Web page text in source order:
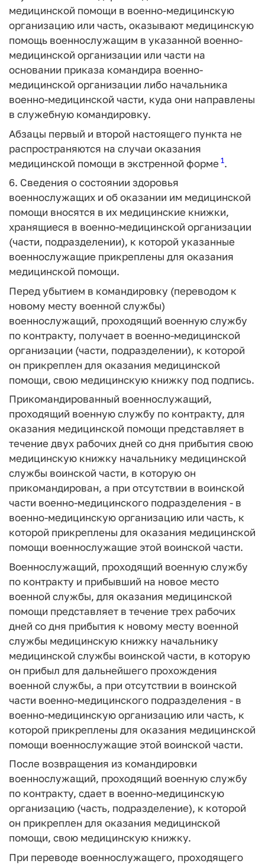
медицинской помощи в военно-медицинскую
организацию или часть, оказывают медицинскую
помощь военнослужащим в указанной военно-
медицинской организации или части на
основании приказа командира военно-
медицинской организации либо начальника
военно-медицинской части, куда они направлены
в служебную командировку.
Абзацы первый и второй настоящего пункта не
распространяются на случаи оказания
медицинской помощи в экстренной форме 1.
6. Сведения о состоянии здоровья
военнослужащих и об оказании им медицинской
помощи вносятся в их медицинские книжки,
хранящиеся в военно-медицинской организации
(части, подразделении), к которой указанные
военнослужащие прикреплены для оказания
медицинской помощи.
Перед убытием в командировку (переводом к
новому месту военной службы)
военнослужащий, проходящий военную службу
по контракту, получает в военно-медицинской
организации (части, подразделении), к которой
он прикреплен для оказания медицинской
помощи, свою медицинскую книжку под подпись.
Прикомандированный военнослужащий,
проходящий военную службу по контракту, для
оказания медицинской помощи представляет в
течение двух рабочих дней со дня прибытия свою
медицинскую книжку начальнику медицинской
службы воинской части, в которую он
прикомандирован, а при отсутствии в воинской
части военно-медицинского подразделения - в
военно-медицинскую организацию или часть, к
которой прикреплены для оказания медицинской
помощи военнослужащие этой воинской части.
Военнослужащий, проходящий военную службу
по контракту и прибывший на новое место
военной службы, для оказания медицинской
помощи представляет в течение трех рабочих
дней со дня прибытия к новому месту военной
службы медицинскую книжку начальнику
медицинской службы воинской части, в которую
он прибыл для дальнейшего прохождения
военной службы, а при отсутствии в воинской
части военно-медицинского подразделения - в
военно-медицинскую организацию или часть, к
которой прикреплены для оказания медицинской
помощи военнослужащие этой воинской части.
После возвращения из командировки
военнослужащий, проходящий военную службу
по контракту, сдает в военно-медицинскую
организацию (часть, подразделение), к которой
он прикреплен для оказания медицинской
помощи, свою медицинскую книжку.
При переводе военнослужащего, проходящего